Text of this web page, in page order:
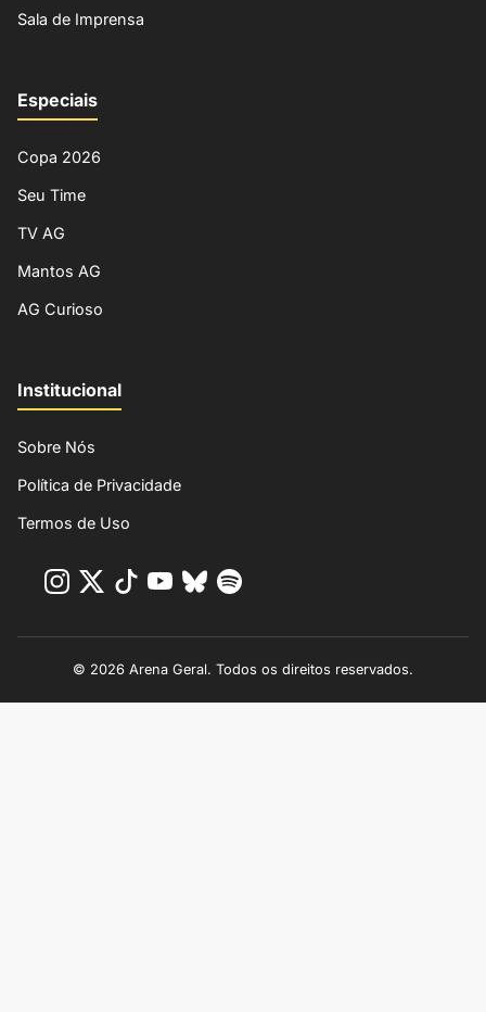
Sala de Imprensa
Especiais
Copa 2026
Seu Time
TV AG
Mantos AG
AG Curioso
Institucional
Sobre Nós
Política de Privacidade
Termos de Uso
© 2026 Arena Geral. Todos os direitos reservados.